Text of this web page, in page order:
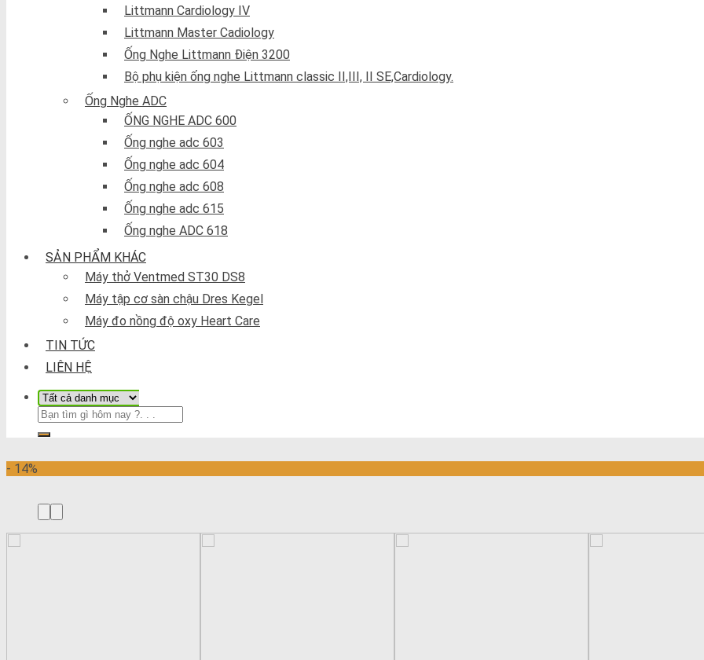
Littmann Cardiology IV
Littmann Master Cadiology
Ống Nghe Littmann Điện 3200
Bộ phụ kiện ống nghe Littmann classic II,III, II SE,Cardiology.
Ống Nghe ADC
ỐNG NGHE ADC 600
Ống nghe adc 603
Ống nghe adc 604
Ống nghe adc 608
Ống nghe adc 615
Ống nghe ADC 618
SẢN PHẨM KHÁC
Máy thở Ventmed ST30 DS8
Máy tập cơ sàn chậu Dres Kegel
Máy đo nồng độ oxy Heart Care
TIN TỨC
LIÊN HỆ
- 14%